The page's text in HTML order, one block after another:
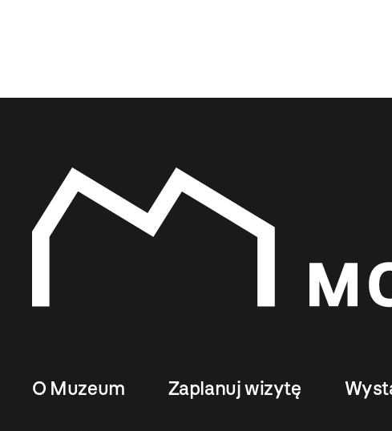
O Muzeum Zaplanuj wizytę